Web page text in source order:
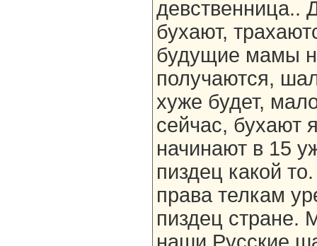
девственница..
бухают,
будущие мамы
получаются,
хуже будет,
сейчас, бухают
начинают в 15
пиздец какой
права телкам
пиздец стране.